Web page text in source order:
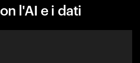
l'AI e i dati